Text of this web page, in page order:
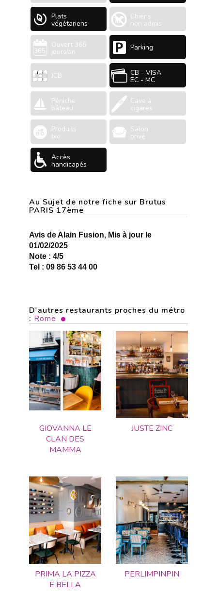
Plats
végétariens
Chiens
non admis
Ouvert 365
jours/an Parking
JCB CB - VISA
EC - MC
Péniche
bâteau
Cave à
cigares
Produits
bio
Salon
privé
Accès
handicapés
Au Sujet de notre fiche sur Brutus
PARIS 17ème
Avis de Alain Fusion, Mis à jour le
01/02/2025
Note : 4/5
Tel : 09 86 53 44 00
D'autres restaurants proches du métro
: Rome
GIOVANNA LE
CLAN DES
MAMMA
JUSTE ZINC
PRIMA LA PIZZA
E BELLA
PERLIMPINPIN